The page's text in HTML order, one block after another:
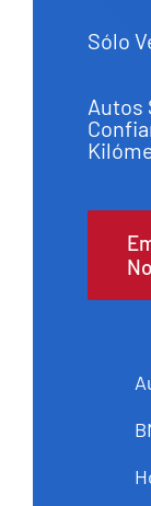
Sólo
Autos